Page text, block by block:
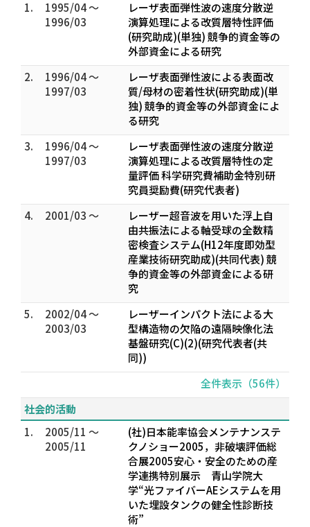
1.
1995/04 ～
1996/03
レーザ表面弾性波の速度分散逆
演算処理による改質層特性評価
(研究助成)(単独) 競争的資金等の
外部資金による研究
2.
1996/04 ～
1997/03
レーザ表面弾性波による表面改
質/母材の密着性状(研究助成)(単
独) 競争的資金等の外部資金によ
る研究
3.
1996/04 ～
1997/03
レーザ表面弾性波の速度分散逆
演算処理による改質層特性の定
量評価 科学研究費補助金特別研
究員奨励費(研究代表者)
4.
2001/03 ～
レーザー超音波を用いた浮上自
由共振法による軸受球の全数精
密検査システム(H12年度即効型
産業技術研究助成)(共同代表) 競
争的資金等の外部資金による研
究
5.
2002/04 ～
2003/03
レーザーインパクト法による大
型構造物の欠陥の遠隔映像化法
基盤研究(C)(2)(研究代表者(共
同))
全件表示（56件）
社会的活動
1.
2005/11 ～
2005/11
(社)日本能率協会メンテナンステ
クノショー2005，非破壊評価総
合展2005安心・安全のための産
学連携特別展示 青山学院大
学“光ファイバーAEシステムを用
いた埋設タンクの健全性診断技
術”